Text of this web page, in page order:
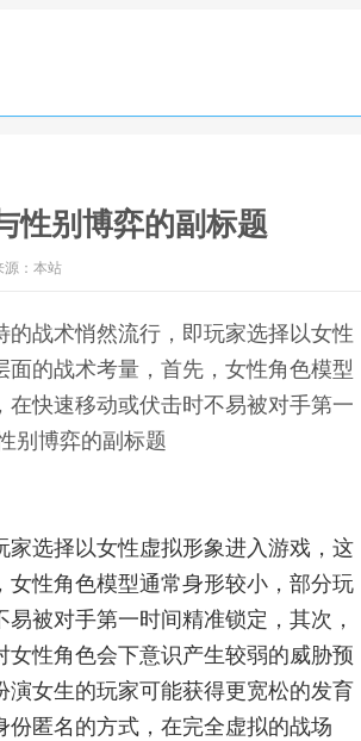
性别博弈的副标题
源：本站
战术悄然流行，即玩家选择以女性
的战术考量，首先，女性角色模型
快速移动或伏击时不易被对手第一
别博弈的副标题
选择以女性虚拟形象进入游戏，这
性角色模型通常身形较小，部分玩
被对手第一时间精准锁定，其次，
性角色会下意识产生较弱的威胁预
女生的玩家可能获得更宽松的发育
匿名的方式，在完全虚拟的战场